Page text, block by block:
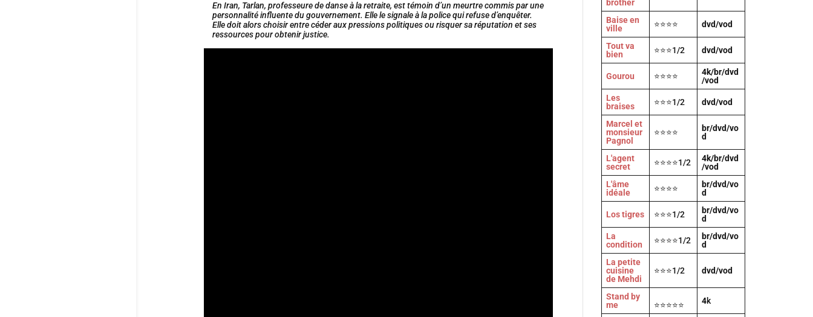
En Iran, Tarlan, professeure de danse à la retraite, est témoin d’un meurtre commis par une
personnalité influente du gouvernement. Elle le signale à la police qui refuse d’enquêter.
Elle doit alors choisir entre céder aux pressions politiques ou risquer sa réputation et ses
ressources pour obtenir justice.
brother
Baise en
ville
⭐⭐⭐⭐ dvd/vod
Tout va
bien
⭐⭐⭐1/2 dvd/vod
Gourou ⭐⭐⭐⭐
4k/br/dvd
/vod
Les
braises
⭐⭐⭐1/2 dvd/vod
Marcel et
monsieur
Pagnol
⭐⭐⭐⭐
br/dvd/vo
d
L'agent
secret
⭐⭐⭐⭐1/2
4k/br/dvd
/vod
L'âme
idéale
⭐⭐⭐⭐
br/dvd/vo
d
Los tigres ⭐⭐⭐1/2
br/dvd/vo
d
La
condition
⭐⭐⭐⭐1/2
br/dvd/vo
d
La petite
cuisine
de Mehdi
⭐⭐⭐1/2 dvd/vod
Stand by
me
⭐⭐⭐⭐⭐ 4k